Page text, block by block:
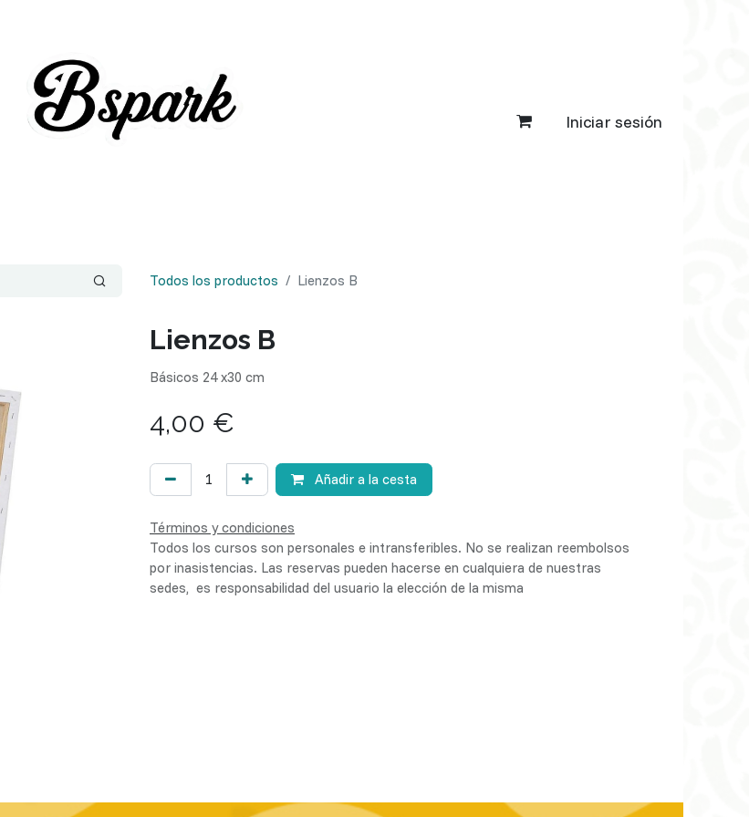
Iniciar sesión
Todos los productos Lienzos B
Lienzos B
Básicos 24 x30 cm
4,00 €
Añadir a la cesta
Términos y condiciones
Todos los cursos son personales e intransferibles. No se realizan reembolsos
por inasistencias. Las reservas pueden hacerse en cualquiera de nuestras
sedes, es responsabilidad del usuario la elección de la misma